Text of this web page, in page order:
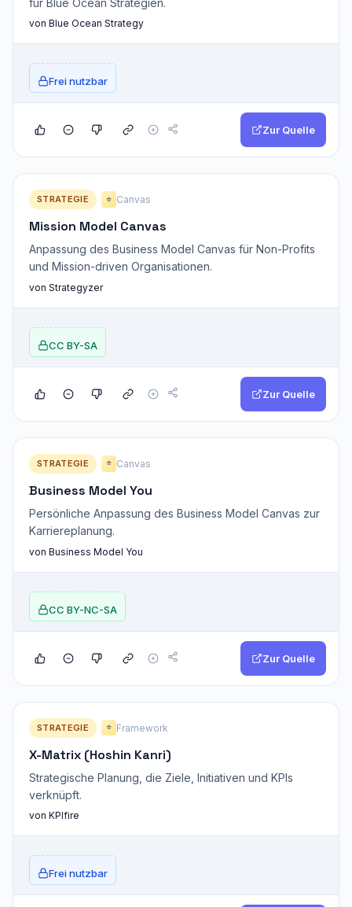
von Blue Ocean Strategy
Frei nutzbar
Zur Quelle
STRATEGIE ⭐ Canvas
Mission Model Canvas
Anpassung des Business Model Canvas für Non-Profits
und Mission-driven Organisationen.
von Strategyzer
CC BY-SA
Zur Quelle
STRATEGIE ⭐ Canvas
Business Model You
Persönliche Anpassung des Business Model Canvas zur
Karriereplanung.
von Business Model You
CC BY-NC-SA
Zur Quelle
STRATEGIE ⭐ Framework
X-Matrix (Hoshin Kanri)
Strategische Planung, die Ziele, Initiativen und KPIs
verknüpft.
von KPIfire
Frei nutzbar